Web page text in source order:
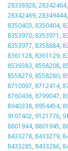
28338928, 28342464,
28342469, 28349444,
8350403, 8350404,
8353970, 8353971 ,
8353977, 8358884,
8361128, 8361129,
8539383, 8558208,
8558279, 8558280,
8710097, 8712414,
8760436, 8799047,
8940338, 8954454,
9107402, 9121776,
8801944, 8801945,
8433278, 8433279,
8433285, 8433286,